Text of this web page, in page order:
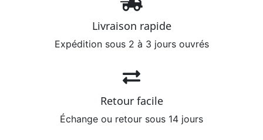
Livraison rapide
Expédition sous 2 à 3 jours ouvrés
Retour facile
Échange ou retour sous 14 jours